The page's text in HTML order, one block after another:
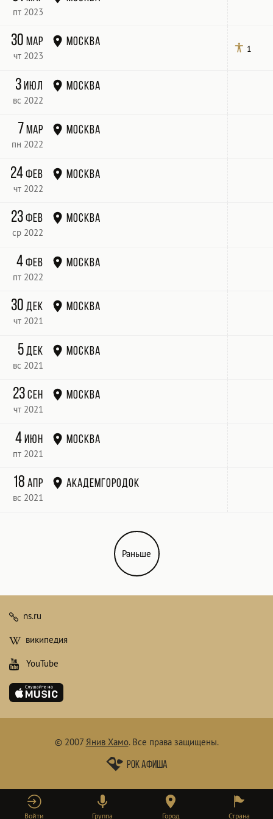
Войти Группа Город Страна
пт 2023
30мар
чт 2023
Москва
1
3июл
вс 2022
Москва
7мар
пн 2022
Москва
24фев
чт 2022
Москва
23фев
ср 2022
Москва
4фев
пт 2022
Москва
30дек
чт 2021
Москва
5дек
вс 2021
Москва
23сен
чт 2021
Москва
4июн
пт 2021
Москва
18апр
вс 2021
Академгородок
Раньше
ns.ru
википедия
YouTube
© 2007 Янив Хамо. Все права защищены.
Рок афиша